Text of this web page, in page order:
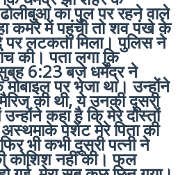
का पुल पर रहने वाले
कमरे में पहुंची तो शव पंखे के
लटकता मिला। पुलिस ने
की। पता लगा कि
6:23 बजे धर्मेंद्र ने
पर भेजा था। उन्होंने
की थी, ये उनकी दूसरी
उन्होंने कहा है कि मेरे दोस्तों
अस्थमाके पेशेंट मेरे पिता की
भी कभी दूसरी पत्नी ने
कोशिश नहीं की। फल